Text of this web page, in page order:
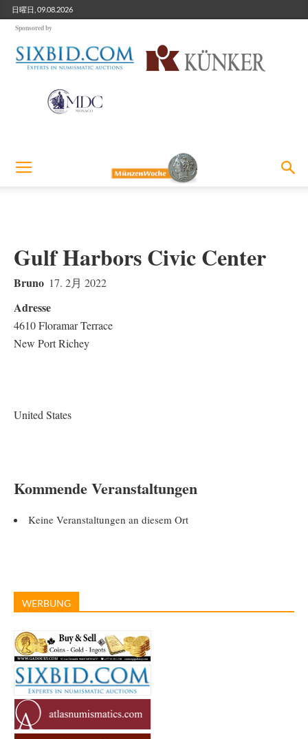
日曜日, 09.08.2026
Sponsored by
Gulf Harbors Civic Center
Bruno 17. 2月 2022
Adresse
4610 Floramar Terrace
New Port Richey
United States
Kommende Veranstaltungen
Keine Veranstaltungen an diesem Ort
WERBUNG